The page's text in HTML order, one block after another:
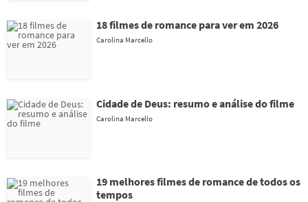
18 filmes de romance para ver em 2026
Carolina Marcello
Cidade de Deus: resumo e análise do filme
Carolina Marcello
19 melhores filmes de romance de todos os
tempos